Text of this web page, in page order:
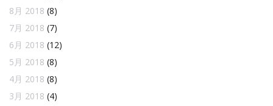
8月 2018 (8)
7月 2018 (7)
6月 2018 (12)
5月 2018 (8)
4月 2018 (8)
3月 2018 (4)